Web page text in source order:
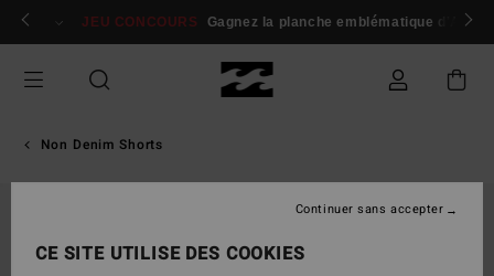
Passer
Se connecter / s'inscrire
JEU CONCOURS Gagnez la planche emblématique d'Andy
Non Denim Shorts
CE SITE UTILISE DES COOKIES
Continuer sans accepter